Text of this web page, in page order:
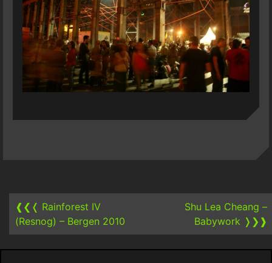
navigation
❰❮❬ Rainforest IV
(Resnog) – Bergen 2010
Shu Lea Cheang –
Babywork ❭❯❱